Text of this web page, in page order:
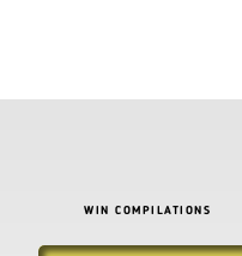
WIN COMPILATIONS